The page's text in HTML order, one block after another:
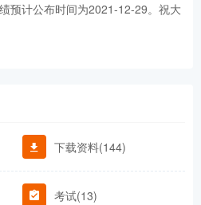
预计公布时间为2021-12-29。祝大
下载资料(144)
考试(13)